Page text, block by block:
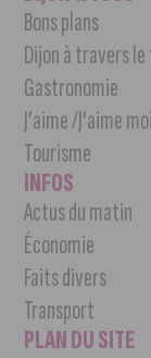
Bons plans
Dijon à travers
Gastronomie
J’aime /J’aime
Tourisme
INFOS
Actus du matin
Économie
Faits divers
Transport
PLAN DU SITE